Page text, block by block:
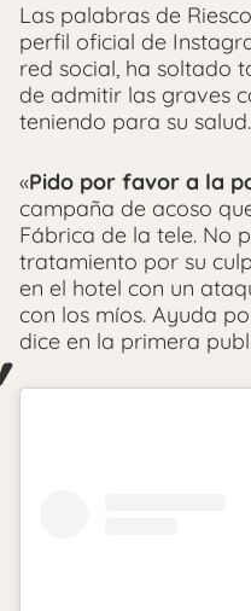
Las palabras de
perfil oficial de
red social, ha soltado
de admitir las graves
teniendo para su salud.
«Pido por favor a la
campaña de acoso
Fábrica de la tele. No
tratamiento por su
en el hotel con un
con los míos. Ayuda
dice en la primera